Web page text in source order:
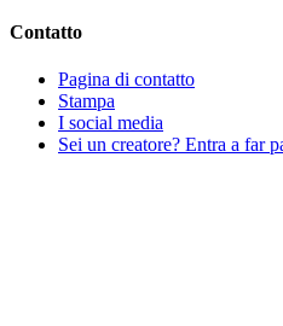
Contatto
Pagina di contatto
Stampa
I social media
Sei un creatore? Entra a far